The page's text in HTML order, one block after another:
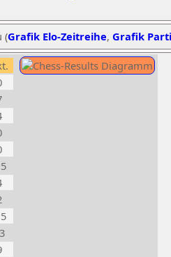
(Grafik Elo-Zeitreihe, Grafik